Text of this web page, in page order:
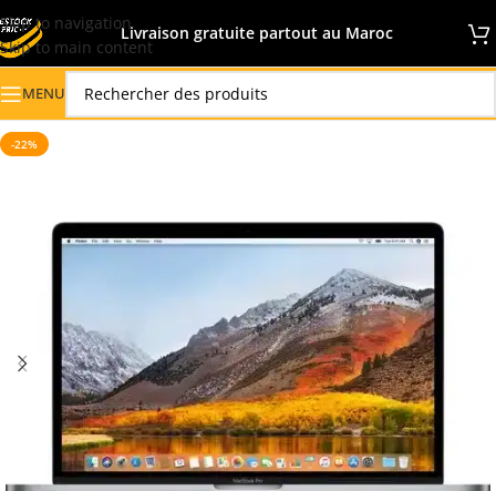
Skip to navigation
Skip to main content
Livraison gratuite partout au Maroc
MENU
-22%